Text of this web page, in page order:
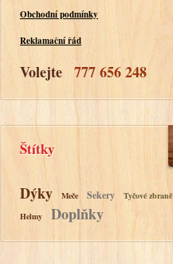
Obchodní podmínky
Reklamační řád
Volejte 777 656 248
Štítky
Dýky Meče Sekery Tyčové zbraně
Helmy Doplňky